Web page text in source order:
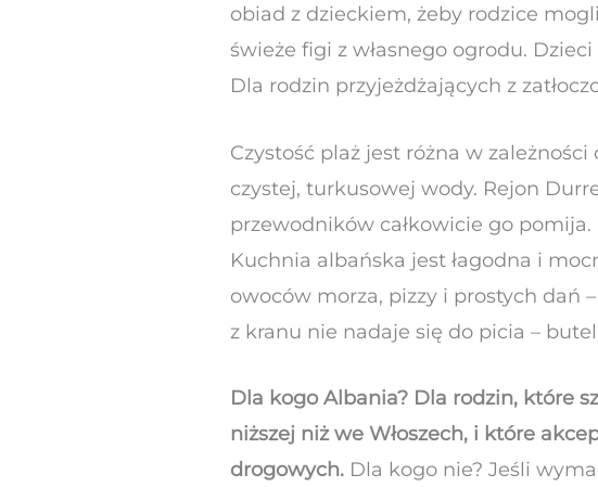
obiad z dzieckiem, żeby rodzice
świeże figi z własnego ogrodu.
Dla rodzin przyjeżdżających z
Czystość plaż jest różna w
czystej, turkusowej wody. Rejon
przewodników całkowicie go
Kuchnia albańska jest łagodna i
owoców morza, pizzy i prostych dań
z kranu nie nadaje się do picia –
Dla kogo Albania? Dla rodzin, które
niższej niż we Włoszech, i które
drogowych. Dla kogo nie? Jeśli